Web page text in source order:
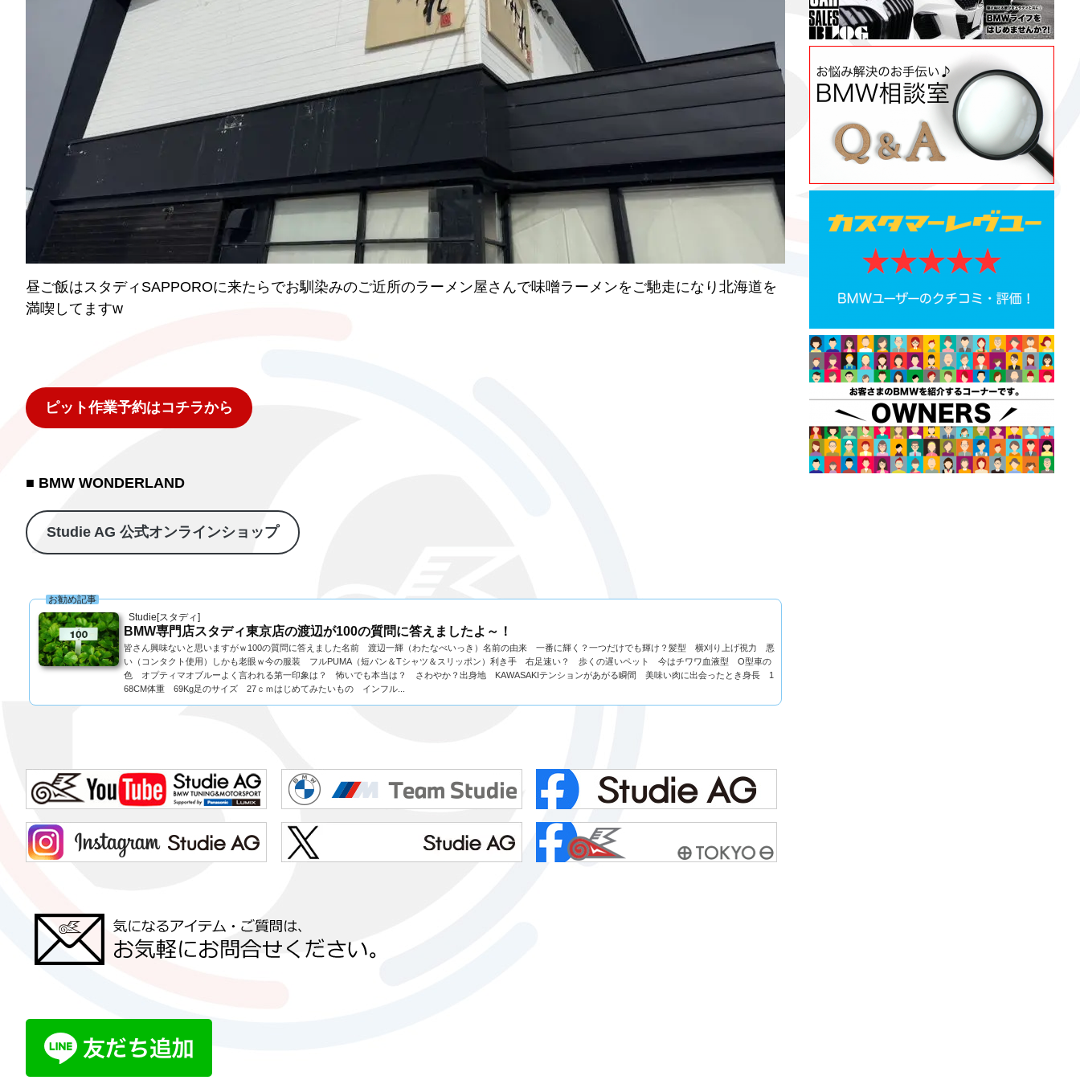
昼ご飯はスタディSAPPOROに来たらでお馴染みのご近所のラーメン屋さんで味噌ラーメンをご馳走になり北海道を
満喫してますw
ピット作業予約はコチラから
■ BMW WONDERLAND
Studie AG 公式オンラインショップ
Studie[スタディ]
お勧め記事
BMW専門店スタディ東京店の渡辺が100の質問に答えましたよ～！
皆さん興味ないと思いますがｗ100の質問に答えました名前 渡辺一輝（わたなべいっき）名前の由来 一番に輝く？一つだけでも輝け？髪型 横刈り上げ視力 悪
い（コンタクト使用）しかも老眼ｗ今の服装 フルPUMA（短パン＆Tシャツ＆スリッポン）利き手 右足速い？ 歩くの遅いペット 今はチワワ血液型 O型車の
色 オプティマオブルーよく言われる第一印象は？ 怖いでも本当は？ さわやか？出身地 KAWASAKIテンションがあがる瞬間 美味い肉に出会ったとき身長 1
68CM体重 69Kg足のサイズ 27ｃｍはじめてみたいもの インフル...